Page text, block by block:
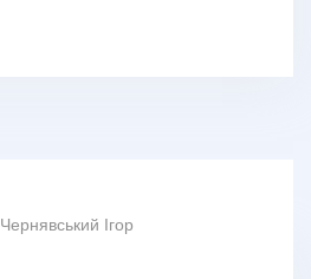
Чернявський Ігор